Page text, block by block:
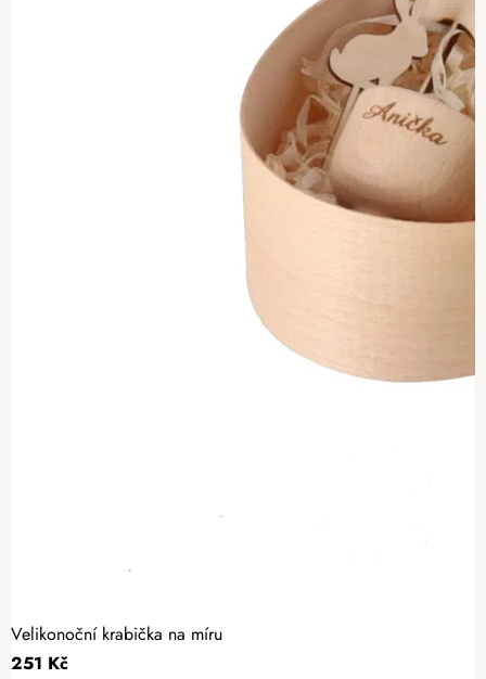
Velikonoční krabička na míru
251 Kč